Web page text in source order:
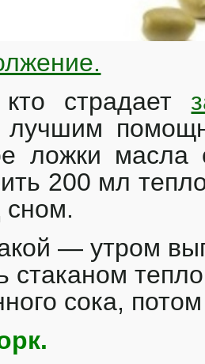
страдает
лучшим
ложки
200 мл
сном.
— утром
стаканом
сока,